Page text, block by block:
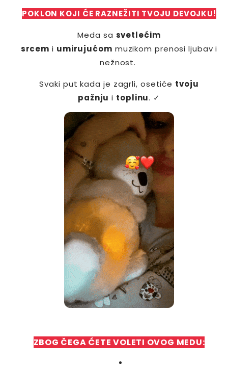
POKLON KOJI ĆE RAZNEŽITI TVOJU DEVOJKU!
Meda sa svetlećim
srcem i umirujućom muzikom prenosi ljubav i
nežnost.
Svaki put kada je zagrli, osetiće tvoju
pažnju i toplinu. ✓
ZBOG ČEGA ĆETE VOLETI OVOG MEDU: